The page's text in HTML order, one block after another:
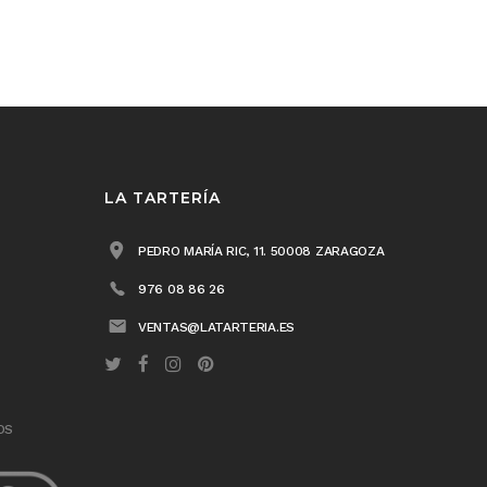
LA TARTERÍA
PEDRO MARÍA RIC, 11. 50008 ZARAGOZA
976 08 86 26
VENTAS@LATARTERIA.ES